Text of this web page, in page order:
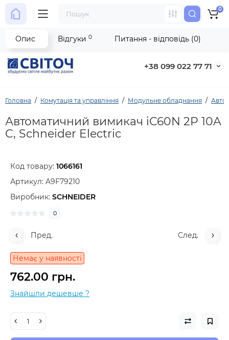
+38 099 022 77 71
0
Головна Комутація та управління Модульне обладнання
Автоматичний вимикач iC60N 2P 10A
C, Schneider Electric
Код товару: 1066161
Артикул: A9F79210
Виробник: SCHNEIDER
0
Пред. След.
Немає у наявності
762.00 грн.
Знайшли дешевше ?
Опис Відгуки 0 Питання - відповідь (0)